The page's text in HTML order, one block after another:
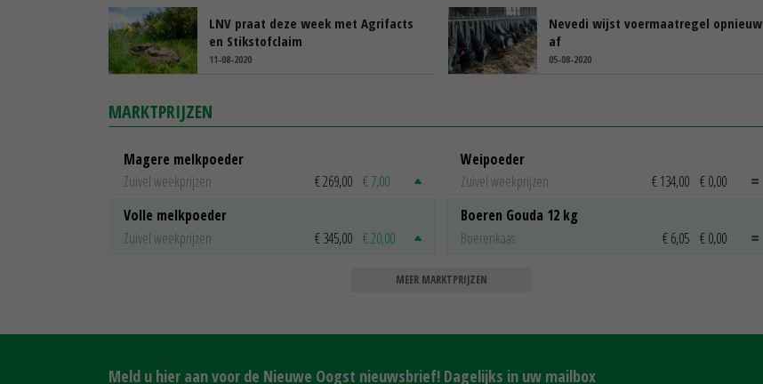
LNV praat deze week met Agrifacts
en Stikstofclaim
11-08-2020
Nevedi wijst voermaatregel opnieuw
af
05-08-2020
MARKTPRIJZEN
Magere melkpoeder
Zuivel weekprijzen
€ 269,00 € 7,00
Volle melkpoeder
Zuivel weekprijzen
€ 345,00 € 20,00
Weipoeder
Zuivel weekprijzen
€ 134,00 € 0,00
Boeren Gouda 12 kg
Boerenkaas
€ 6,05 € 0,00
MEER MARKTPRIJZEN
Meld u hier aan voor de Nieuwe Oogst nieuwsbrief! Dagelijks in uw mailbox